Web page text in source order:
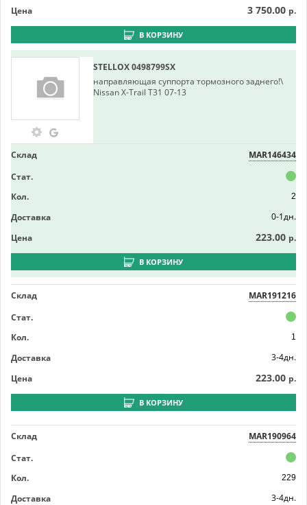
Цена
3 750.00 р.
В КОРЗИНУ
STELLOX0498799SX
направляющая суппорта тормозного заднего!\
Nissan X-Trail T31 07-13
Склад
MAR146434
Стат.
Кол.
2
Доставка
0-1дн.
Цена
223.00 р.
В КОРЗИНУ
Склад
MAR191216
Стат.
Кол.
1
Доставка
3-4дн.
Цена
223.00 р.
В КОРЗИНУ
Склад
MAR190964
Стат.
Кол.
229
Доставка
3-4дн.